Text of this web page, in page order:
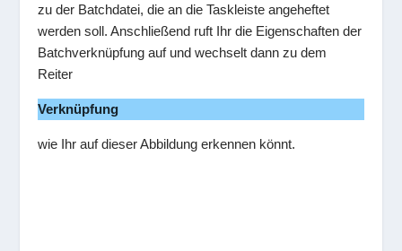
zu der Batchdatei, die an die Taskleiste angeheftet
werden soll. Anschließend ruft Ihr die Eigenschaften der
Batchverknüpfung auf und wechselt dann zu dem
Reiter
Verknüpfung
wie Ihr auf dieser Abbildung erkennen könnt.